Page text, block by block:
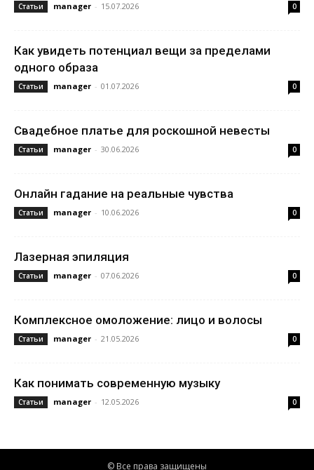
Статьи manager - 15.07.2026 0
Как увидеть потенциал вещи за пределами
одного образа
Статьи manager - 01.07.2026 0
Свадебное платье для роскошной невесты
Статьи manager - 30.06.2026 0
Онлайн гадание на реальные чувства
Статьи manager - 10.06.2026 0
Лазерная эпиляция
Статьи manager - 07.06.2026 0
Комплексное омоложение: лицо и волосы
Статьи manager - 21.05.2026 0
Как понимать современную музыку
Статьи manager - 12.05.2026 0
© Все права защищены